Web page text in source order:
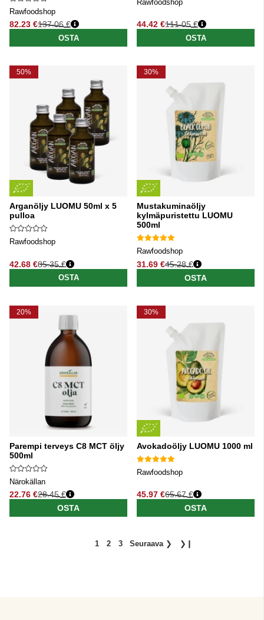
Rawfoodshop
82.23 €
Normaali hinta
137.06 €
OSTA
Rawfoodshop
44.42 €
Normaali hinta
111.05 €
OSTA
50%
Arganöljy LUOMU 50ml x 5
pulloa
Rawfoodshop
42.68 €
Normaali hinta
85.35 €
OSTA
30%
Mustakuminaöljy
kylmäpuristettu LUOMU
500ml
Rawfoodshop
31.69 €
Normaali hinta
45.28 €
OSTA
20%
Parempi terveys C8 MCT öljy
500ml
Närokällan
22.76 €
Normaali hinta
28.45 €
OSTA
30%
Avokadoöljy LUOMU 1000 ml
Rawfoodshop
45.97 €
Normaali hinta
65.67 €
OSTA
1 2 3 Seuraava ❯ ❯❙